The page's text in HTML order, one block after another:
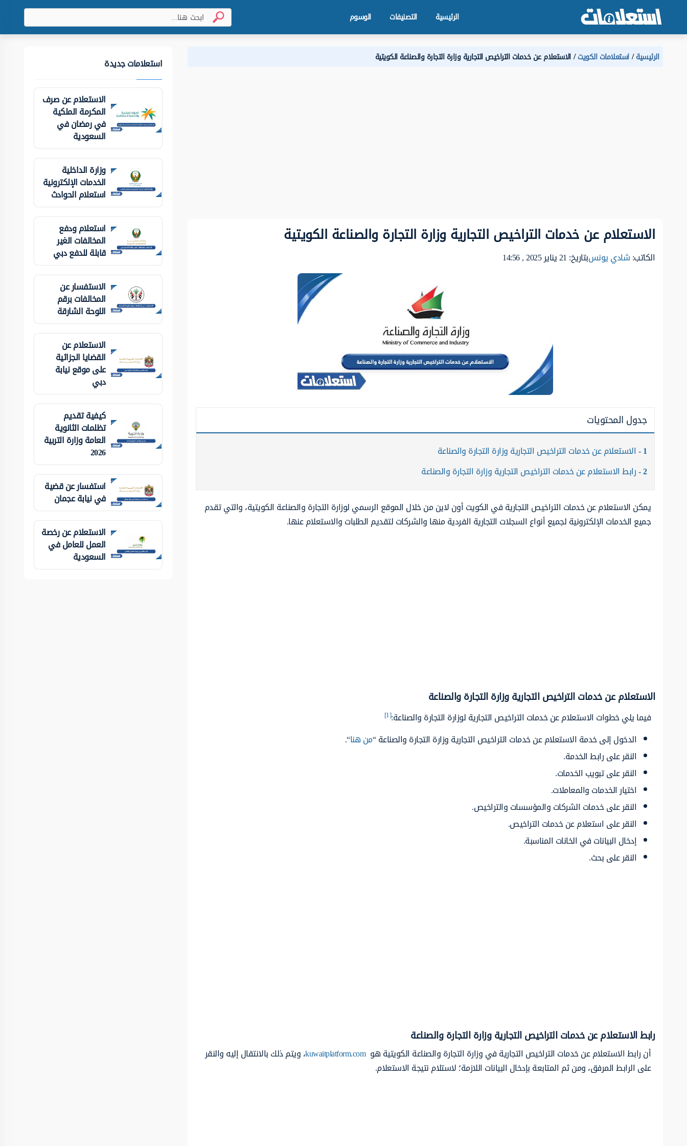
الرئيسية التصنيفات الوسوم
الرئيسية استعلامات الكويت الاستعلام عن خدمات التراخيص التجارية وزارة التجارة والصناعة الكويتية
الاستعلام عن خدمات التراخيص التجارية وزارة التجارة والصناعة الكويتية
الكاتب:شادي يونسبتاريخ: 21 يناير 2025 , 14:56
جدول المحتويات
1 الاستعلام عن خدمات التراخيص التجارية وزارة التجارة والصناعة
2 رابط الاستعلام عن خدمات التراخيص التجارية وزارة التجارة والصناعة
يمكن الاستعلام عن خدمات التراخيص التجارية في الكويت أون لاين من خلال الموقع الرسمي لوزارة التجارة والصناعة الكويتية، والتي تقدم
جميع الخدمات الإلكترونية لجميع أنواع السجلات التجارية الفردية منها والشركات لتقديم الطلبات والاستعلام عنها.
الاستعلام عن خدمات التراخيص التجارية وزارة التجارة والصناعة
فيما يلي خطوات الاستعلام عن خدمات التراخيص التجارية لوزارة التجارة والصناعة:[1]
الدخول إلى خدمة الاستعلام عن خدمات التراخيص التجارية وزارة التجارة والصناعة “من هنا“.
النقر على رابط الخدمة.
النقر على تبويب الخدمات.
اختيار الخدمات والمعاملات.
النقر على خدمات الشركات والمؤسسات والتراخيص.
النقر على استعلام عن خدمات التراخيص.
إدخال البيانات في الخانات المناسبة.
النقر على بحث.
رابط الاستعلام عن خدمات التراخيص التجارية وزارة التجارة والصناعة
أن رابط الاستعلام عن خدمات التراخيص التجارية في وزارة التجارة والصناعة الكويتية هوkuwaitplatform.com، ويتم ذلك بالانتقال إليه والنقر
على الرابط المرفق، ومن ثم المتابعة بإدخال البيانات اللازمة؛ لاستلام نتيجة الاستعلام.
استعلامات جديدة
الاستعلام عن صرف
المكرمة الملكية
في رمضان في
السعودية
وزارة الداخلية
الخدمات الإلكترونية
استعلام الحوادث
استعلام ودفع
المخالفات الغير
قابلة للدفع دبي
الاستفسار عن
المخالفات برقم
اللوحة الشارقة
الاستعلام عن
القضايا الجزائية
على موقع نيابة
دبي
كيفية تقديم
تظلمات الثانوية
العامة وزارة التربية
2026
استفسار عن قضية
في نيابة عجمان
الاستعلام عن رخصة
العمل للعامل في
السعودية